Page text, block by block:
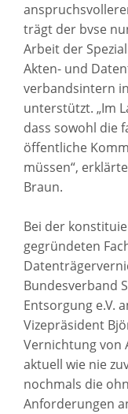
trägt der bvse
Arbeit der
Akten- und
verbandsintern
unterstützt. „Im
dass sowohl die
öffentliche
müssen“,
Braun.
Bei der
gegründeten
Bundesverband
Entsorgung e.V.
Vizepräsident
Vernichtung von
aktuell wie nie
nochmals die
Anforderungen